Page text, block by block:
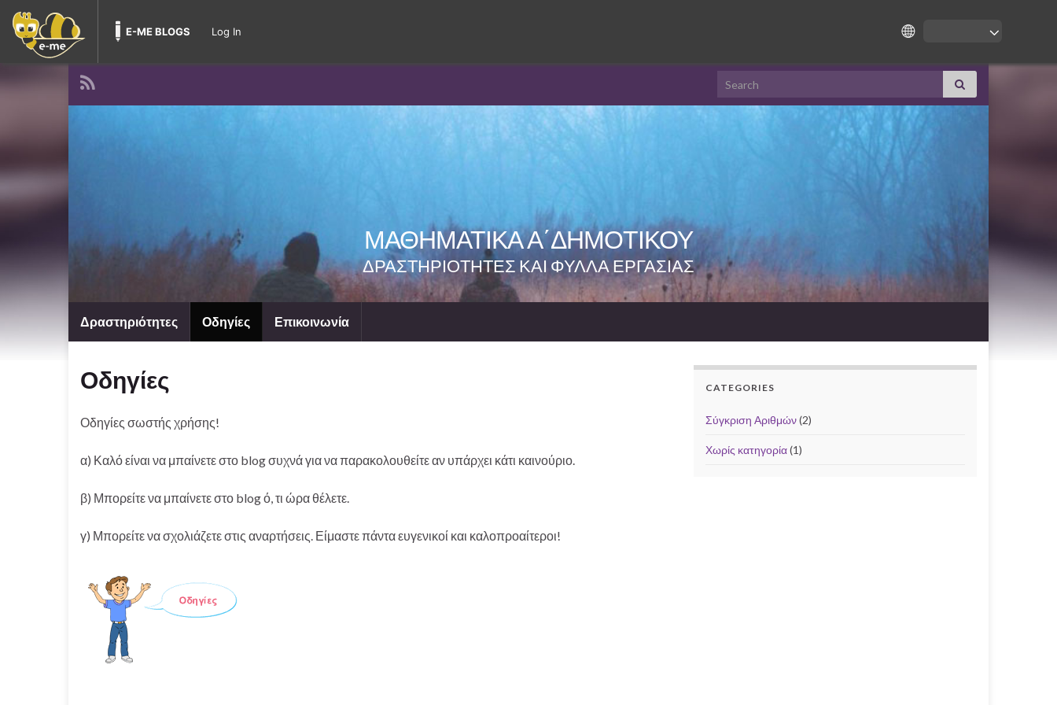
E-ME BLOGS Log In
Search for:
ΜΑΘΗΜΑΤΙΚΑ Α΄ΔΗΜΟΤΙΚΟΥ
ΔΡΑΣΤΗΡΙΟΤΗΤΕΣ ΚΑΙ ΦΥΛΛΑ ΕΡΓΑΣΙΑΣ
Δραστηριότητες Οδηγίες Επικοινωνία
Οδηγίες
Οδηγίες σωστής χρήσης!
α) Καλό είναι να μπαίνετε στο blog συχνά για να παρακολουθείτε αν υπάρχει κάτι καινούριο.
β) Μπορείτε να μπαίνετε στο blog ό, τι ώρα θέλετε.
γ) Μπορείτε να σχολιάζετε στις αναρτήσεις. Είμαστε πάντα ευγενικοί και καλοπροαίτεροι!
CATEGORIES
Σύγκριση Αριθμών(2)
Χωρίς κατηγορία(1)